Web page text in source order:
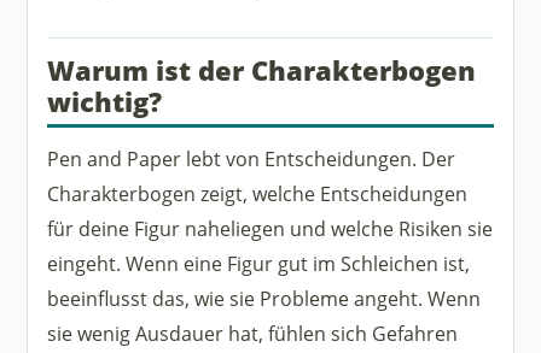
Warum ist der Charakterbogen
wichtig?
Pen and Paper lebt von Entscheidungen. Der
Charakterbogen zeigt, welche Entscheidungen
für deine Figur naheliegen und welche Risiken sie
eingeht. Wenn eine Figur gut im Schleichen ist,
beeinflusst das, wie sie Probleme angeht. Wenn
sie wenig Ausdauer hat, fühlen sich Gefahren